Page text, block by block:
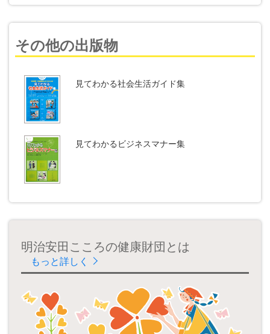
その他の出版物
見てわかる社会生活ガイド集
見てわかるビジネスマナー集
明治安田こころの健康財団とは
もっと詳しく